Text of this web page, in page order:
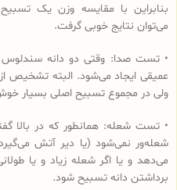
بنابراین با مقایسه وزن یک
می‌توان نتایج خوبی گرفت.
• تست صدا: وقتی دو دانه سندلوس
عمیقی ایجاد می‌شود. البته تشخیص
ولی در مجموع تسبیح اصلی بسیار
• تست شعله: همانطور که در بالا
شعله‌ور نمی‌شود (یا دیر آتش
می‌دهد و یا اگر شعله زیاد و یا
برداشتن دانه تسبیح شود.